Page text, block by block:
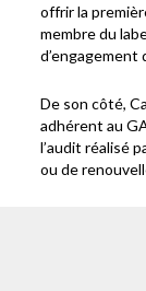
offrir la
membre du
d’engagement
De son côté,
adhérent au
l’audit réalisé
ou de